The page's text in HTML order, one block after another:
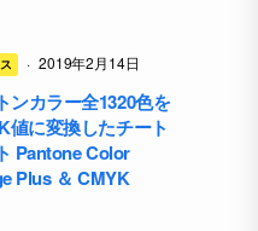
· 2019年2月14日
ンカラー全1320色を
値に変換したチート
Pantone Color
Plus ＆ CMYK